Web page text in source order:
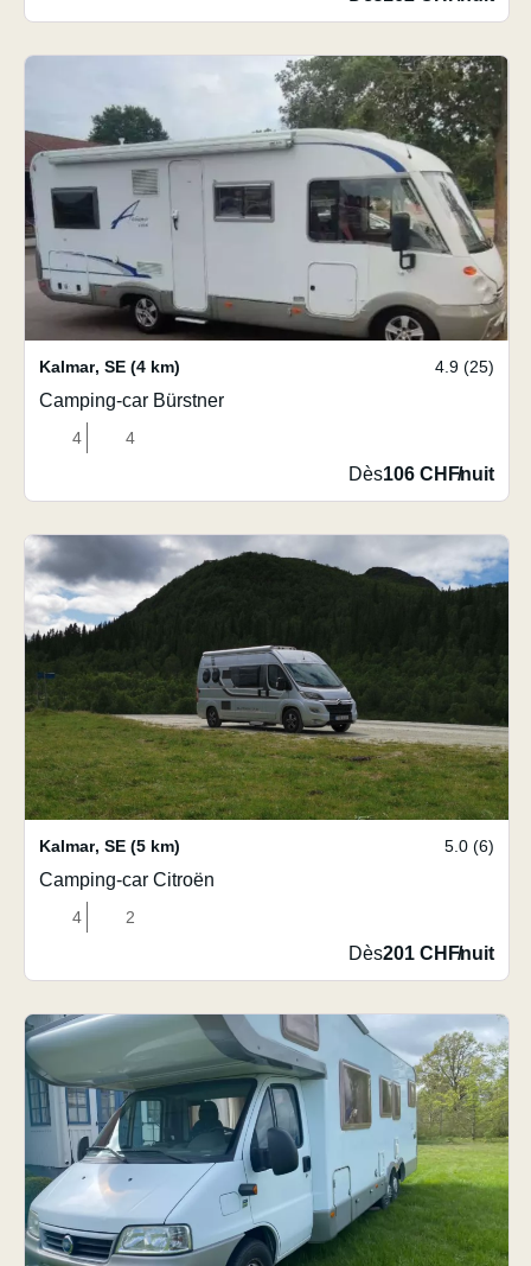
Kalmar, SE (4 km) 4.9 (25)
Camping-car Bürstner
4 4
Dès106 CHF/nuit
Kalmar, SE (5 km) 5.0 (6)
Camping-car Citroën
4 2
Dès201 CHF/nuit